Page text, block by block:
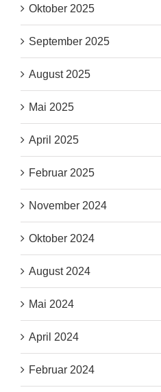
Oktober 2025
September 2025
August 2025
Mai 2025
April 2025
Februar 2025
November 2024
Oktober 2024
August 2024
Mai 2024
April 2024
Februar 2024